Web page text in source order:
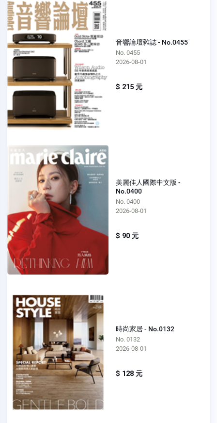
音響論壇雜誌 - No.0455
No. 0455
2026-08-01
$ 215 元
美麗佳人國際中文版 -
No.0400
No. 0400
2026-08-01
$ 90 元
時尚家居 - No.0132
No. 0132
2026-08-01
$ 128 元